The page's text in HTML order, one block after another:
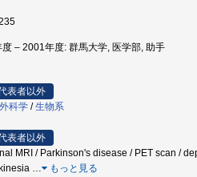
– 2001年度: 群馬大学, 医学部, 助手
表者以外
科学 /生物系
表者以外
MRI / Parkinson's disease / PET scan /
… もっと見る